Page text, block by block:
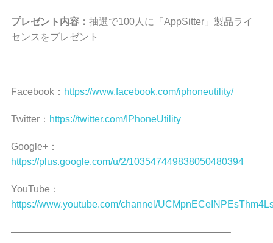
プレゼント内容： 抽選で100人に「AppSitter」製品ライ
センスをプレゼント
Facebook： https://www.facebook.com/iphoneutility/
Twitter： https://twitter.com/IPhoneUtility
Google+：
https://plus.google.com/u/2/103547449838050480394
YouTube：
https://www.youtube.com/channel/
——————————————————————–